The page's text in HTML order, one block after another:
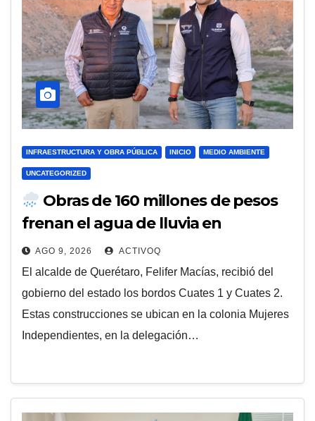
INFRAESTRUCTURA Y OBRA PÚBLICA INICIO MEDIO AMBIENTE
UNCATEGORIZED
Obras de 160 millones de pesos
frenan el agua de lluvia en
Querétaro
AGO 9, 2026 ACTIVOQ
El alcalde de Querétaro, Felifer Macías, recibió del
gobierno del estado los bordos Cuates 1 y Cuates 2.
Estas construcciones se ubican en la colonia Mujeres
Independientes, en la delegación…